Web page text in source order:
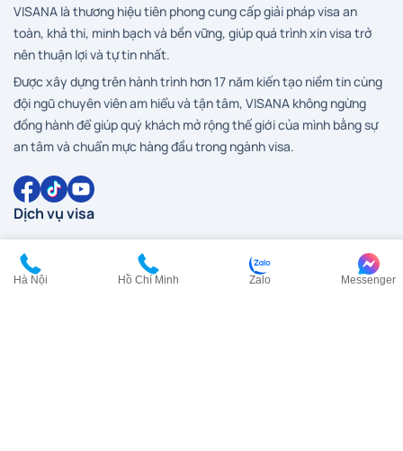
VISANA là thương hiệu tiên phong cung cấp giải pháp visa an
toàn, khả thi, minh bạch và bền vững, giúp quá trình xin visa trở
nên thuận lợi và tự tin nhất.
Được xây dựng trên hành trình hơn 17 năm kiến tạo niềm tin cùng
đội ngũ chuyên viên am hiểu và tận tâm, VISANA không ngừng
đồng hành để giúp quý khách mở rộng thế giới của mình bằng sự
an tâm và chuẩn mực hàng đầu trong ngành visa.
Dịch vụ visa
Visa Anh
Visa Canada
Visa Đài Loan
Visa Hàn Quốc
Hà Nội Hồ Chí Minh Zalo Messenger